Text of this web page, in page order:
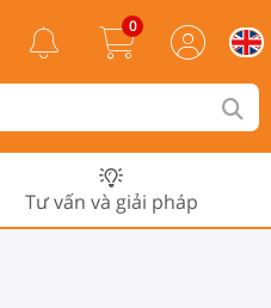
0
Tư vấn và giải pháp